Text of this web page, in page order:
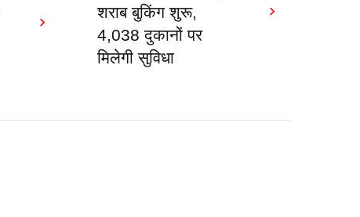
शराब बुकिंग शुरू,
4,038 दुकानों पर
मिलेगी सुविधा